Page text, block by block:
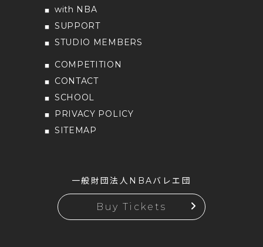
with NBA
SUPPORT
STUDIO MEMBERS
COMPETITION
CONTACT
SCHOOL
PRIVACY POLICY
SITEMAP
一般財団法人NBAバレエ団
Buy Tickets